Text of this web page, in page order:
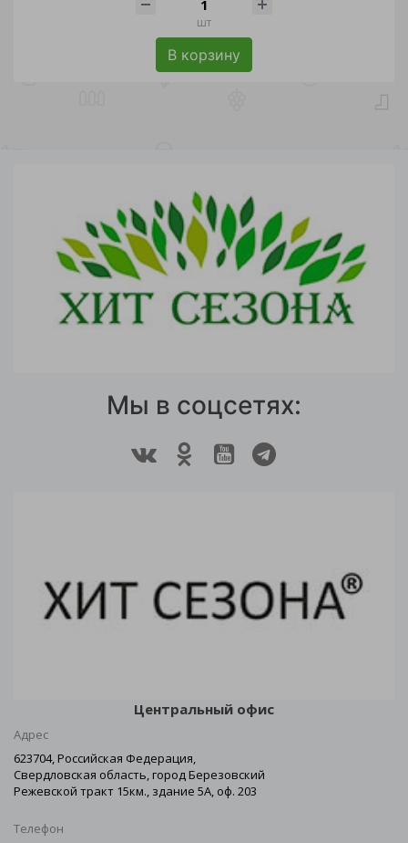
шт
В корзину
Мы в соцсетях:
Центральный офис
Адрес
623704, Российская Федерация,
Свердловская область, город Березовский
Режевской тракт 15км., здание 5А, оф. 203
Телефон